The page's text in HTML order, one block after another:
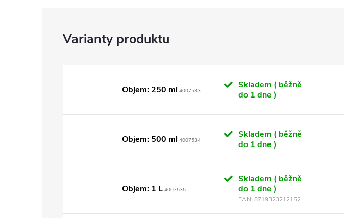
Objem: 250 ml 4007533
Skladem ( běžně
do 1 dne )
Objem: 500 ml 4007534
Skladem ( běžně
do 1 dne )
Objem: 1 L 4007535
Skladem ( běžně
do 1 dne )
EAN: 8719323212152